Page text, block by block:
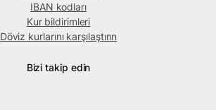
IBAN kodları
Kur bildirimleri
Döviz kurlarını karşılaştırın
Bizi takip edin